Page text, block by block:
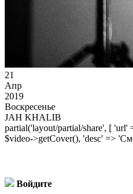
21
Апр
2019
Воскресенье
JAH KHALIB
partial('layout/partial/share', [
$video->getCover(), 'desc' =>
Войдите